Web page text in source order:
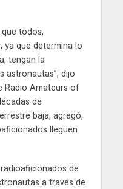
todos,
ya que determina lo
tengan la
astronautas”, dijo
Radio Amateurs of
de
baja, agregó,
lleguen
de
a través de